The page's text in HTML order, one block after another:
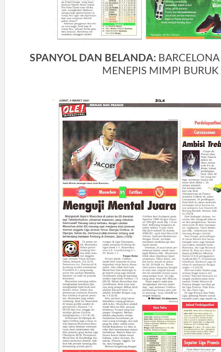
SPANYOL DAN BELANDA:BARCELONA
MENEPIS MIMPI BURUK